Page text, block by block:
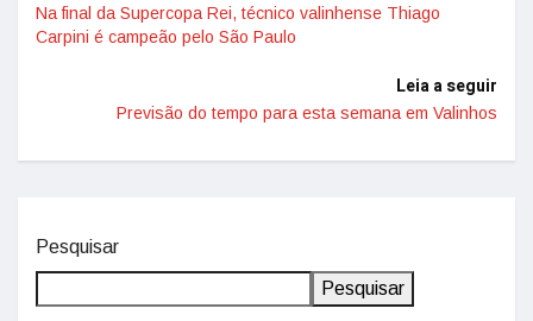
Na final da Supercopa Rei, técnico valinhense Thiago
Carpini é campeão pelo São Paulo
Leia a seguir
Previsão do tempo para esta semana em Valinhos
Pesquisar
Pesquisar